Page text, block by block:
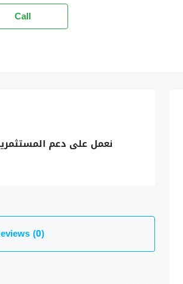
Call
نعمل على دعم المستثمرين
(0)